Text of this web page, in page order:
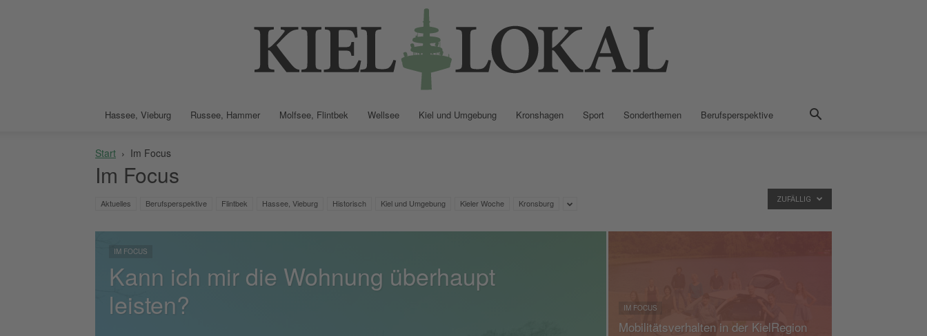
Hassee, Vieburg Russee, Hammer Molfsee, Flintbek Wellsee Kiel und Umgebung Kronshagen Sport Sonderthemen Berufsperspektive
Start Im Focus
Im Focus
Aktuelles Berufsperspektive Flintbek Hassee, Vieburg Historisch Kiel und Umgebung Kieler Woche Kronsburg ZUFÄLLIG
IM FOCUS
Kann ich mir die Wohnung überhaupt
leisten?
IM FOCUS
Mobilitätsverhalten in der KielRegion